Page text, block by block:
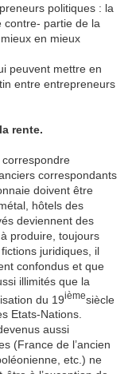
politiques : la
contre- partie de la
en mieux
peuvent mettre en
entre entrepreneurs
rente.
correspondre
correspondants
doivent être
hôtels des
deviennent des
produire, toujours
juridiques, il
confondus et que
illimités que la
du 19ièmesiècle
Etats-Nations.
aussi
(France de l’ancien
etc.) ne